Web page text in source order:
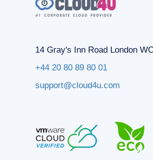
14 Gray's Inn Road London
+44 20 80 89 80 01
support@cloud4u.com